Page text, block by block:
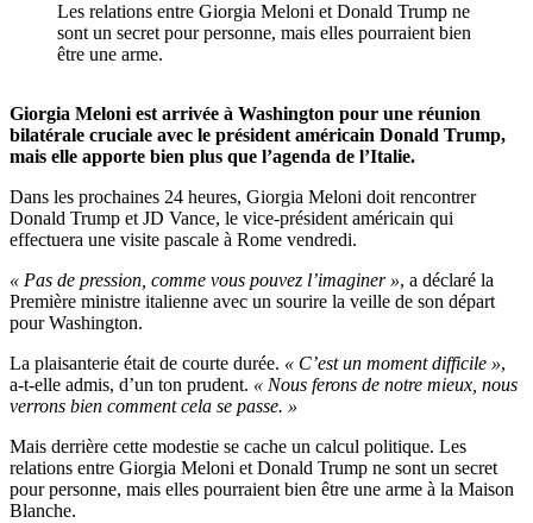
Les relations entre Giorgia Meloni et Donald Trump ne
sont un secret pour personne, mais elles pourraient bien
être une arme.
Giorgia Meloni est arrivée à Washington pour une réunion
bilatérale cruciale avec le président américain Donald Trump,
mais elle apporte bien plus que l’agenda de l’Italie.
Dans les prochaines 24 heures, Giorgia Meloni doit rencontrer
Donald Trump et JD Vance, le vice-président américain qui
effectuera une visite pascale à Rome vendredi.
« Pas de pression, comme vous pouvez l’imaginer », a déclaré la
Première ministre italienne avec un sourire la veille de son départ
pour Washington.
La plaisanterie était de courte durée. « C’est un moment difficile »,
a-t-elle admis, d’un ton prudent. « Nous ferons de notre mieux, nous
verrons bien comment cela se passe. »
Mais derrière cette modestie se cache un calcul politique. Les
relations entre Giorgia Meloni et Donald Trump ne sont un secret
pour personne, mais elles pourraient bien être une arme à la Maison
Blanche.